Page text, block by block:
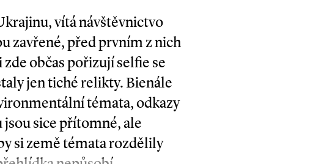
vítá návštěvnictvo
zavřené, před prvním z nich
občas pořizují selfie se
jen tiché relikty. Bienále
témata, odkazy
sice přítomné, ale
si země témata rozdělily